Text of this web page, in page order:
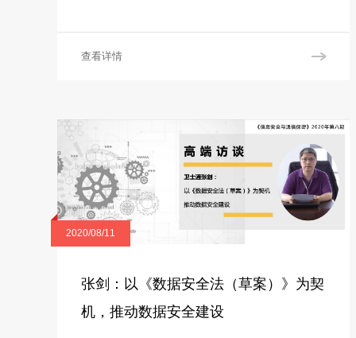
查看详情
2020/08/11
张剑：以《数据安全法（草案）》为契
机，推动数据安全建设